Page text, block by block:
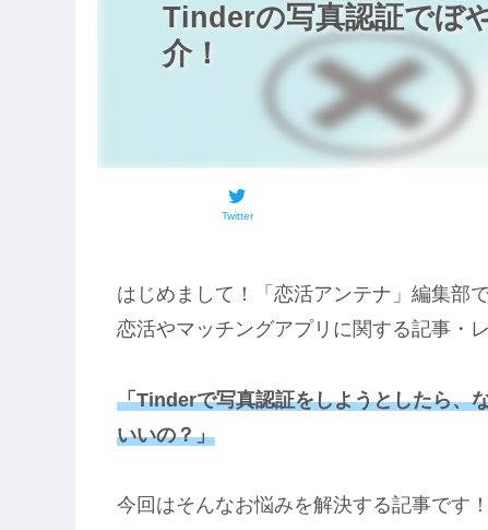
Tinderの写真認証でぼ
介！
Twitter
はじめまして！「恋活アンテナ」編集部で
恋活やマッチングアプリに関する記事・
「Tinderで写真認証をしようとしたら
いいの？」
今回はそんなお悩みを解決する記事です！